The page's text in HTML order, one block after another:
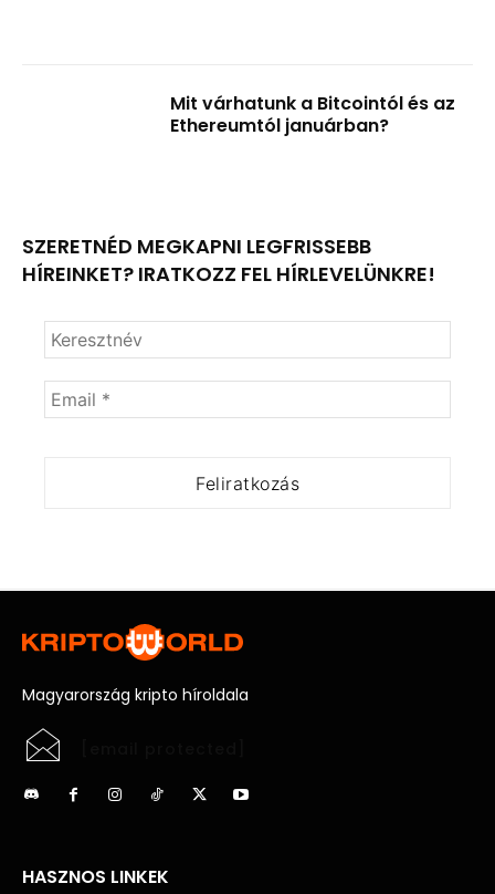
Mit várhatunk a Bitcointól és az
Ethereumtól januárban?
SZERETNÉD MEGKAPNI LEGFRISSEBB
HÍREINKET? IRATKOZZ FEL HÍRLEVELÜNKRE!
Magyarország kripto híroldala
HASZNOS LINKEK